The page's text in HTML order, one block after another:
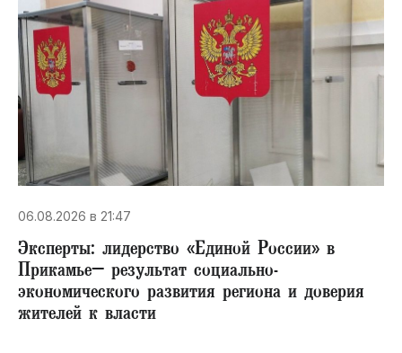
06.08.2026 в 21:47
Эксперты: лидерство «Единой России» в
Прикамье– результат социально-
экономического развития региона и доверия
жителей к власти